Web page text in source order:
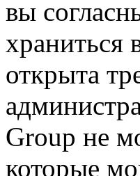
вы
храниться
открыта
Group не
которые